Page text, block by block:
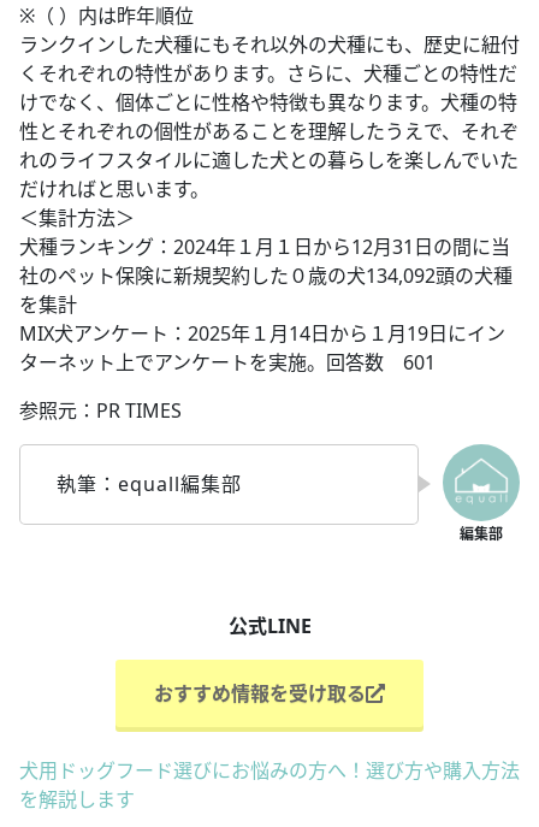
※（ ）内は昨年順位
ランクインした犬種にもそれ以外の犬種にも、歴史に紐付
くそれぞれの特性があります。さらに、犬種ごとの特性だ
けでなく、個体ごとに性格や特徴も異なります。犬種の特
性とそれぞれの個性があることを理解したうえで、それぞ
れのライフスタイルに適した犬との暮らしを楽しんでいた
だければと思います。
＜集計方法＞
犬種ランキング：2024年１月１日から12月31日の間に当
社のペット保険に新規契約した０歳の犬134,092頭の犬種
を集計
MIX犬アンケート：2025年１月14日から１月19日にイン
ターネット上でアンケートを実施。回答数 601
参照元：PR TIMES
執筆：equall編集部
公式LINE
おすすめ情報を受け取る
犬用ドッグフード選びにお悩みの方へ！選び方や購入方法
を解説します